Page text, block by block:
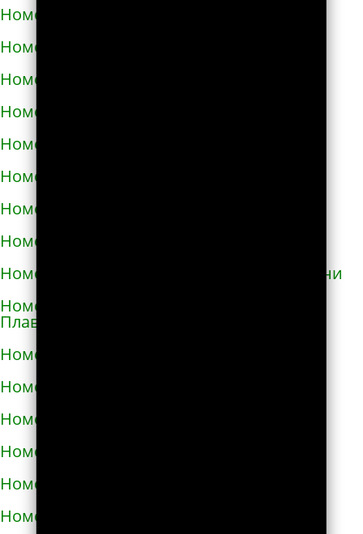
Номера телефонов такси в Вольногорске
Номера телефонов такси в Вольнянске
Номера телефонов такси в Вышгороде
Номера телефонов такси в Гайвороне
Номера телефонов такси в Гайсине
Номера телефонов такси в Геническе
Номера телефонов такси в Глухове
Номера телефонов такси в Гнивани
Номера телефонов такси в Голой Пристани
Номера телефонов такси в Горишних
Плавнях
Номера телефонов такси в Городище
Номера телефонов такси в Городке
Номера телефонов такси в Городке
Номера телефонов такси в Гостомеле
Номера телефонов такси в Гребёнке
Номера телефонов такси в Дергачах